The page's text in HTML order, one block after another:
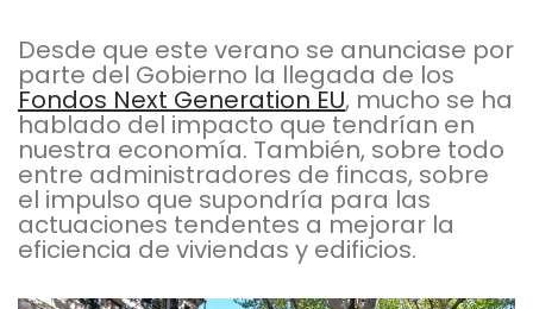
Desde que este verano se anunciase por
parte del Gobierno la llegada de los
Fondos Next Generation EU, mucho se ha
hablado del impacto que tendrían en
nuestra economía. También, sobre todo
entre administradores de fincas, sobre
el impulso que supondría para las
actuaciones tendentes a mejorar la
eficiencia de viviendas y edificios.